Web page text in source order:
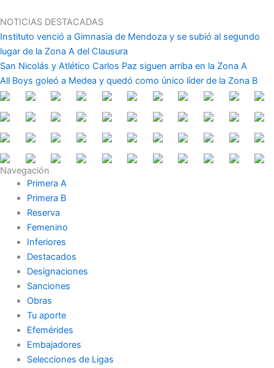
al
contenido
NOTICIAS DESTACADAS
Instituto venció a Gimnasia de Mendoza y se subió al segundo
lugar de la Zona A del Clausura
San Nicolás y Atlético Carlos Paz siguen arriba en la Zona A
All Boys goleó a Medea y quedó como único líder de la Zona B
Navegación
Primera A
Primera B
Reserva
Femenino
Inferiores
Destacados
Designaciones
Sanciones
Obras
Tu aporte
Efemérides
Embajadores
Selecciones de Ligas